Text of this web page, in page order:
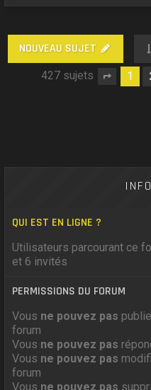
NOUVEAU SUJET
427 sujets Page
1
QUI EST EN LIGNE ?
Utilisateurs parcourant ce
et 6 invités
PERMISSIONS DU FORUM
Vous ne pouvez pas
forum
Vous ne pouvez pas
Vous ne pouvez pas
forum
Vous ne pouvez pas